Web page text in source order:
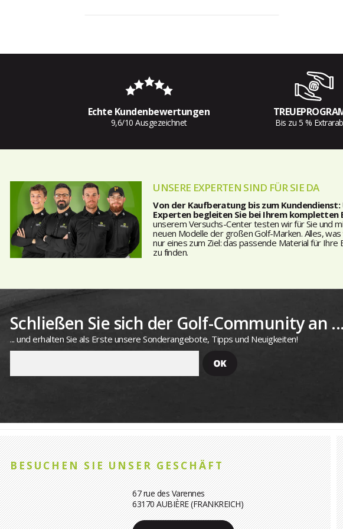
Echte Kundenbewertungen
9,6/10 Ausgezeichnet Bis zu 5 %
UNSERE EXPERTEN SIND FÜR SIE DA
Von der Kaufberatung bis zum Kundendienst:
Experten begleiten Sie bei Ihrem kompletten
unserem Versuchs-Center testen wir für Sie und
neuen Modelle der großen Golf-Marken. Alles,
nur eines zum Ziel: das passende Material für Ihre
zu finden.
Schließen Sie sich der Golf-Community an ...
... und erhalten Sie als Erste unsere Sonderangebote, Tipps und Neuigkeiten!
BESUCHEN SIE UNSER GESCHÄFT
67 rue des Varennes
63170 AUBIÈRE (FRANKREICH)